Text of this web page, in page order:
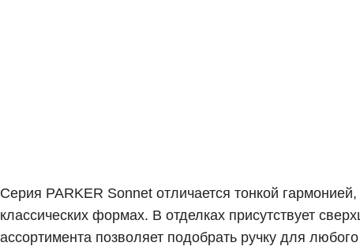
Серия PARKER Sonnet отличается тонкой
классических формах. В отделках присутствует
ассортимента позволяет подобрать ручку для